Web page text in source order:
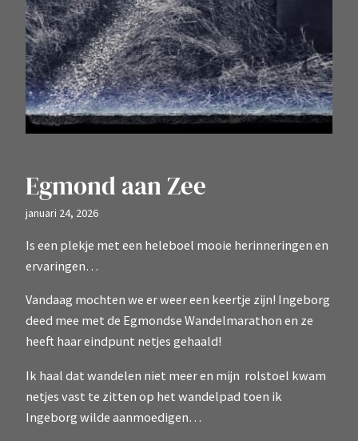
Egmond aan Zee
januari 24, 2026
Is een plekje met een heleboel mooie herinneringen en
ervaringen…
Vandaag mochten we er weer een keertje zijn! Ingeborg
deed mee met de Egmondse Wandelmarathon en ze
heeft haar eindpunt netjes gehaald!
Ik haal dat wandelen niet meer en mijn rolstoel kwam
netjes vast te zitten op het wandelpad toen ik
Ingeborg wilde aanmoedigen…